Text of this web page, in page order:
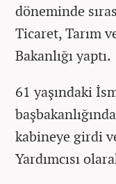
döneminde
Ticaret, Tarım
Bakanlığı yaptı.
61 yaşındaki
kabineye girdi
Yardımcısı